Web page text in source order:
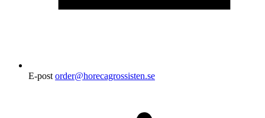
E-post order@horecagrossisten.se